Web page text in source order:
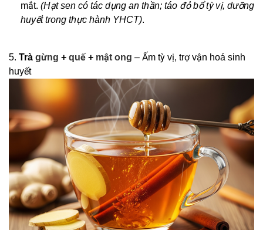
mắt. (Hạt sen có tác dụng an thần; táo đỏ bổ tỳ vị, dưỡng
huyết trong thực hành YHCT).
5. Trà gừng + quế + mật ong – Ấm tỳ vị, trợ vận hoá sinh
huyết